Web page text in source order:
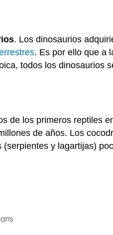
. Los dinosaurios
. Es por ello que a
todos los dinosaurios
de los primeros reptiles
de años. Los
y lagartijas)